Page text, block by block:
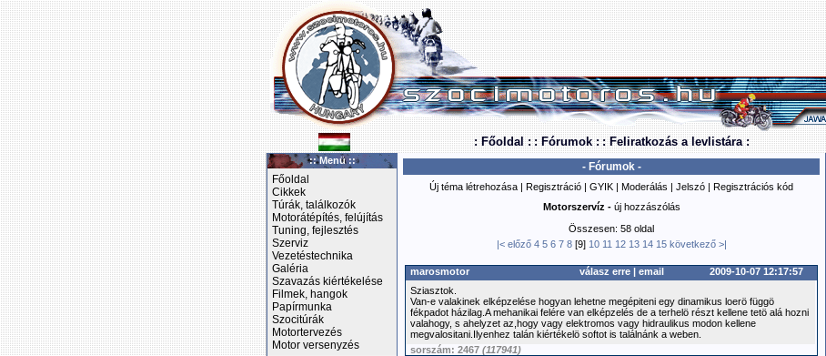
: Főoldal : : Fórumok : : Feliratkozás a levlistára :
:: Menü ::
Főoldal
Cikkek
Túrák, találkozók
Motorátépítés, felújítás
Tuning, fejlesztés
Szerviz
Vezetéstechnika
Galéria
Szavazás kiértékelése
Filmek, hangok
Papírmunka
Szocitúrák
Motortervezés
Motor versenyzés
- Fórumok -
Új téma létrehozása | Regisztráció | GYIK | Moderálás | Jelszó | Regisztrációs kód
Motorszervíz - új hozzászólás
Összesen: 58 oldal
|< előző 4 5 6 7 8[9] 10 11 12 13 14 15 következő >|
marosmotor válasz erre | email
2009-10-07 12:17:57
Sziasztok.
Van-e valakinek elképzelése hogyan lehetne megépiteni egy dinamikus loerö függö
fékpadot házilag.A mehanikai felére van elképzelés de a terhelö részt kellene tetö alá hozni
valahogy, s ahelyzet az,hogy vagy elektromos vagy hidraulikus modon kellene
megvalositani.Ilyenhez talán kiértékelö softot is találnánk a weben.
sorszám: 2467 (117941)